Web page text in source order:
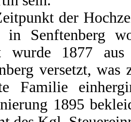
der
in Senftenberg
wurde 1877 aus
versetzt,
Familie
1895